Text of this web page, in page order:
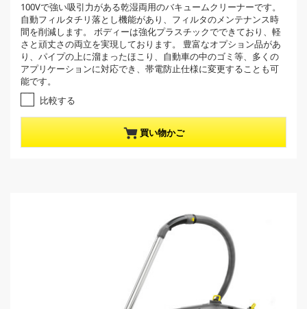
e
n
t
p
r
o
d
u
c
t
.
0
／
5
個
で
す
100Vで強い吸引力がある乾湿両用のバキュームクリーナーです。
自動フィルタチリ落とし機能があり、フィルタのメンテナンス時
間を削減します。 ボディーは強化プラスチックでできており、軽
さと頑丈さの両立を実現しております。 豊富なオプション品があ
り、パイプの上に溜まったほこり、自動車の中のゴミ等、多くの
アプリケーションに対応でき、帯電防止仕様に変更することも可
能です。
比較する
買い物かご